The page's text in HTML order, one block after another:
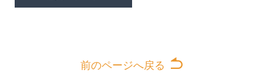
前のページへ戻る